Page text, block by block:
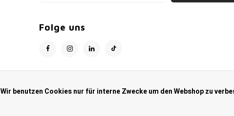
Folge uns
Wir benutzen Cookies nur für interne Zwecke um den Webshop zu